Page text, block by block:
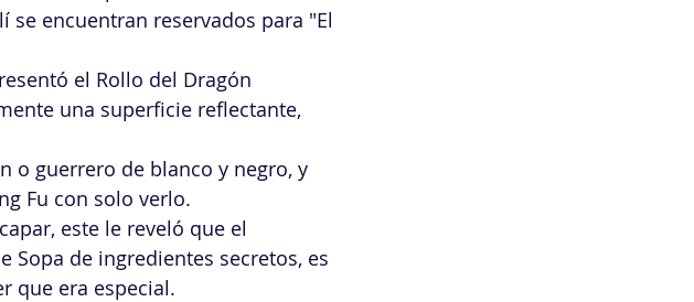
encuentran reservados para "El
el Rollo del Dragón
una superficie reflectante,
o guerrero de blanco y negro, y
Fu con solo verlo.
este le reveló que el
Sopa de ingredientes secretos, es
que era especial.